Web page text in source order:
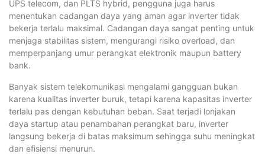
UPS telecom, dan PLTS hybrid, pengguna juga harus
menentukan cadangan daya yang aman agar inverter tidak
bekerja terlalu maksimal. Cadangan daya sangat penting untuk
menjaga stabilitas sistem, mengurangi risiko overload, dan
memperpanjang umur perangkat elektronik maupun battery
bank.
Banyak sistem telekomunikasi mengalami gangguan bukan
karena kualitas inverter buruk, tetapi karena kapasitas inverter
terlalu pas dengan kebutuhan beban. Saat terjadi lonjakan
daya startup atau penambahan perangkat baru, inverter
langsung bekerja di batas maksimum sehingga suhu meningkat
dan efisiensi menurun.